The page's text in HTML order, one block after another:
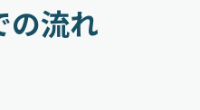
の流れ